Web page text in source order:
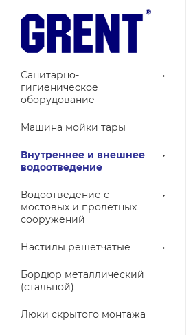
Санитарно-
гигиеническое
оборудование
Машина мойки тары
Внутреннее и внешнее
водоотведение
Водоотведение с
мостовых и пролетных
сооружений
Настилы решетчатые
Бордюр металлический
(стальной)
Люки скрытого монтажа